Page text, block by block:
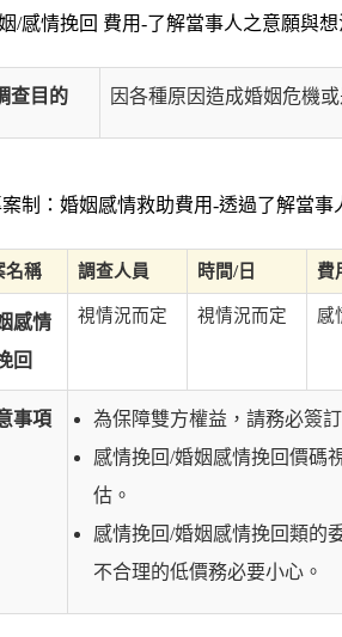
/感情挽回 費用-了解當事人之意願與
查目的 因各種原因造成婚姻危機
制：婚姻感情救助費用-透過了解當
名稱 調查人員 時間/日 費
感情
回
視情況而定 視情況而定 感
事項
為保障雙方權益，請務必簽訂
感情挽回/婚姻感情挽回價碼
估。
感情挽回/婚姻感情挽回類的
不合理的低價務必要小心。